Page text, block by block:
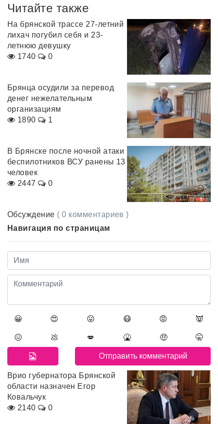
Читайте также
На брянской трассе 27-летний
лихач погубил себя и 23-
летнюю девушку
1740
0
Брянца осудили за перевод
денег нежелательным
организациям
1890
1
В Брянске после ночной атаки
беспилотников ВСУ ранены 13
человек
2447
0
Обсуждение ( 0 комментариев )
Навигация по страницам
😀 😍 😛 😷 😡 👿
😖 💩 💋 🤮 🤑 🤫
Врио губернатора Брянской
области назначен Егор
Ковальчук
2140
0